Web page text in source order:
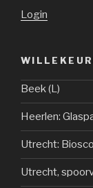
Login
Beek (L)
Heerlen:
Utrecht:
Utrecht,